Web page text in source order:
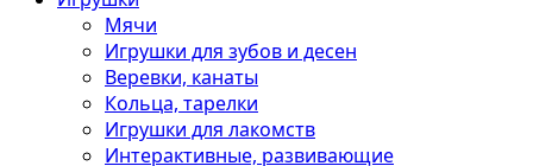
Мячи
Игрушки для зубов и десен
Веревки, канаты
Кольца, тарелки
Игрушки для лакомств
Интерактивные, развивающие